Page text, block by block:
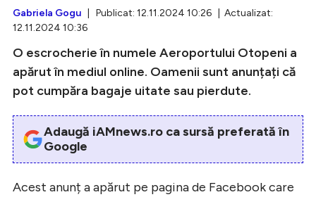
Creează cont
Gabriela Gogu | Publicat: 12.11.2024 10:26 | Actualizat:
12.11.2024 10:36
O escrocherie în numele Aeroportului Otopeni a
apărut în mediul online. Oamenii sunt anunțați că
pot cumpăra bagaje uitate sau pierdute.
Adaugă iAMnews.ro ca sursă preferată în
Google
Acest anunț a apărut pe pagina de Facebook care